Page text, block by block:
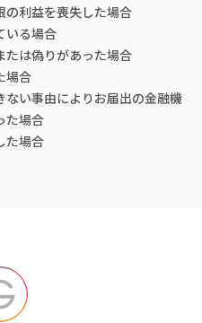
の利益を喪失した場合
いる場合
たは偽りがあった場合
場合
ない事由によりお届出の金融機
た場合
た場合